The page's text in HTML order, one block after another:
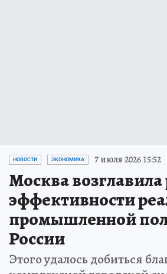
НОВОСТИ ЭКОНОМИКА 7 июля 2026 15:52
Москва
эффективности
промышленной
России
Этого удалось добиться